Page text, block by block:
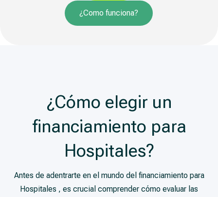
¿Como funciona?
¿Cómo elegir un
financiamiento para
Hospitales?
Antes de adentrarte en el mundo del financiamiento para
Hospitales , es crucial comprender cómo evaluar las